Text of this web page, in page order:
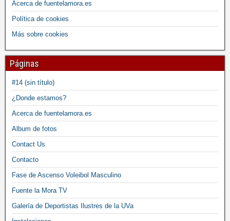
Acerca de fuentelamora.es
Política de cookies
Más sobre cookies
Páginas
#14 (sin título)
¿Donde estamos?
Acerca de fuentelamora.es
Album de fotos
Contact Us
Contacto
Fase de Ascenso Voleibol Masculino
Fuente la Mora TV
Galería de Deportistas Ilustres de la UVa